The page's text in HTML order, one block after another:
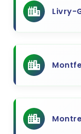
Livry-